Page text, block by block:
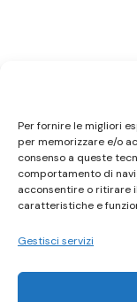
Per fornire le migliori
per memorizzare e/o
consenso a queste
comportamento di
acconsentire o ritirare
caratteristiche e
Gestisci servizi